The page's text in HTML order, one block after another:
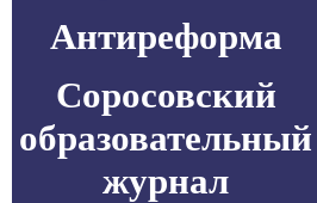
Антиреформа
Соросовский
образовательный
журнал